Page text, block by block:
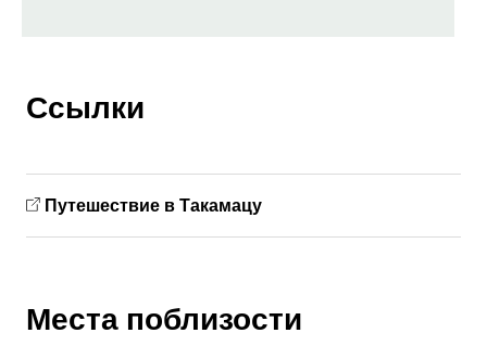
Ссылки
Путешествие в Такамацу
Места поблизости